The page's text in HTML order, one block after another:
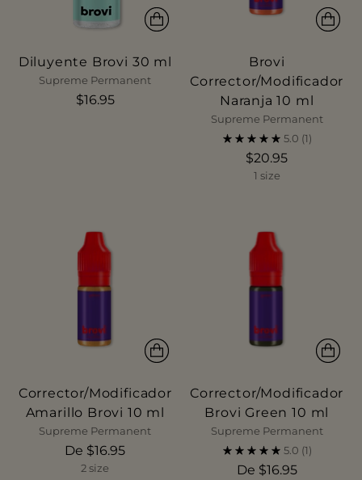
Diluyente Brovi 30 ml
Supreme Permanent
$16.95
Brovi
Corrector/Modificador
Naranja 10 ml
Supreme Permanent
5.0 (1)
$20.95
1 size
Corrector/Modificador
Amarillo Brovi 10 ml
Supreme Permanent
De $16.95
2 size
Corrector/Modificador
Brovi Green 10 ml
Supreme Permanent
5.0 (1)
De $16.95